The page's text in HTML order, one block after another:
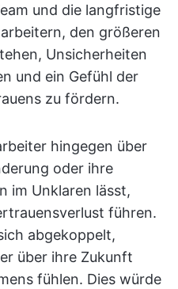
und die langfristige
den größeren
Unsicherheiten
und ein Gefühl der
zu fördern.
hingegen über
oder ihre
im Unklaren lässt,
führen.
abgekoppelt,
über ihre Zukunft
fühlen. Dies würde